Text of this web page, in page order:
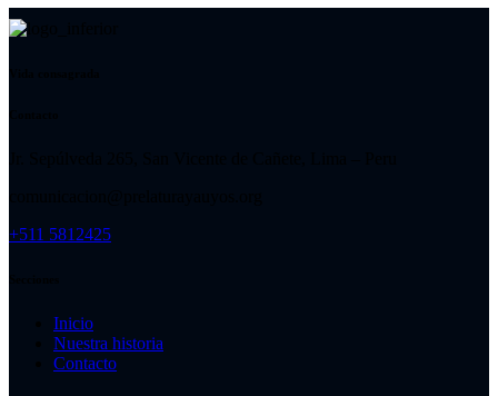
+511 5812425
Inicio
Nuestra historia
Contacto